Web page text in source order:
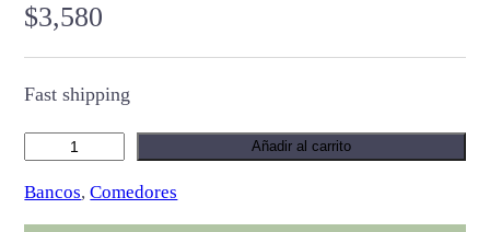
$3,580
Fast shipping
r
Añadir al carrito
Bancos, Comedores